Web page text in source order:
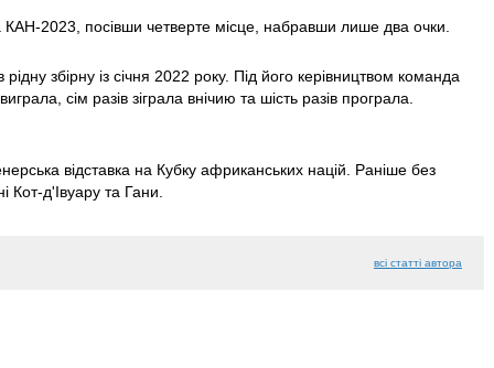
КАН-2023, посівши четверте місце, набравши лише два очки.
збірну із січня 2022 року. Під його керівництвом команда
сім разів зіграла внічию та шість разів програла.
відставка на Кубку африканських націй. Раніше без
Кот-д'Івуару та Гани.
всі статті автора